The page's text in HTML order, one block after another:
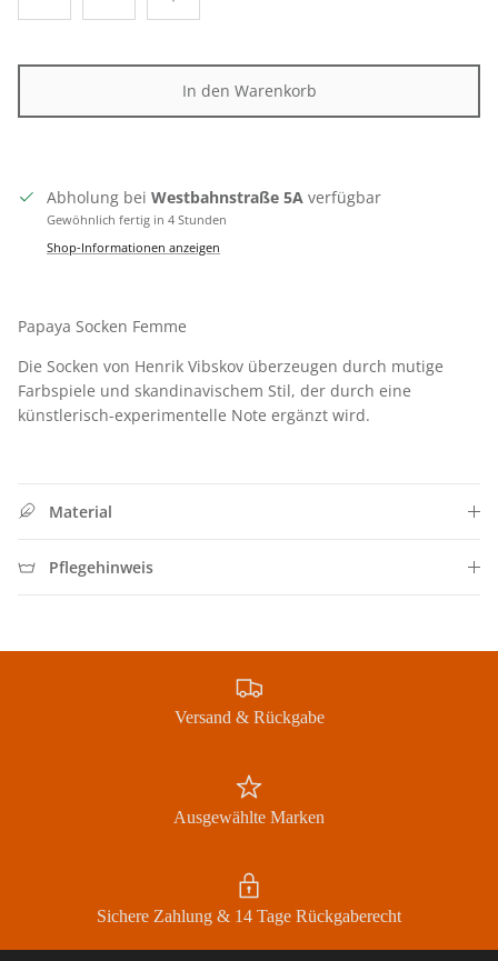
In den Warenkorb
Abholung bei Westbahnstraße 5A verfügbar
Gewöhnlich fertig in 4 Stunden
Shop-Informationen anzeigen
Papaya Socken Femme
Die Socken von Henrik Vibskov überzeugen durch mutige
Farbspiele und skandinavischem Stil, der durch eine
künstlerisch-experimentelle Note ergänzt wird.
Material
Pflegehinweis
Versand & Rückgabe
Ausgewählte Marken
Sichere Zahlung & 14 Tage Rückgaberecht